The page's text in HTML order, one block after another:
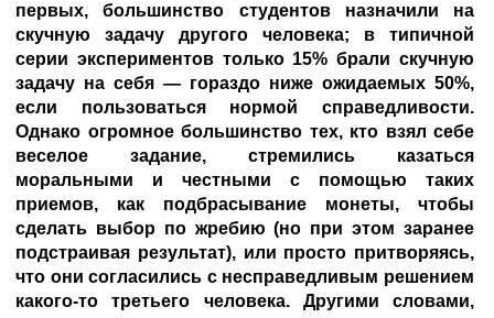
первых, большинство студентов назначили на
скучную задачу другого человека; в типичной
серии экспериментов только 15% брали скучную
задачу на себя — гораздо ниже ожидаемых 50%,
если пользоваться нормой справедливости.
Однако огромное большинство тех, кто взял себе
веселое задание, стремились казаться
моральными и честными с помощью таких
приемов, как подбрасывание монеты, чтобы
сделать выбор по жребию (но при этом заранее
подстраивая результат), или просто притворяясь,
что они согласились с несправедливым решением
какого-то третьего человека. Другими словами,